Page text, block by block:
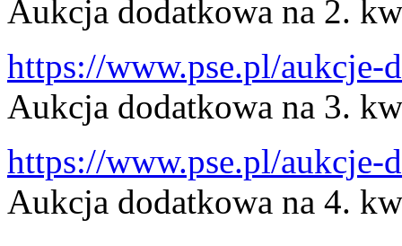
Aukcja dodatkowa na 2.
https://www.pse.pl/aukcje-
Aukcja dodatkowa na 3.
https://www.pse.pl/aukcje-
Aukcja dodatkowa na 4.